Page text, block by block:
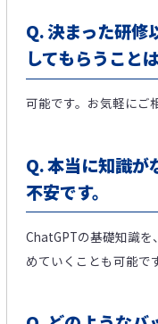
Q.決まった研修
してもらうこと
可能です。お気軽にご
Q.本当に知識が
不安です。​
ChatGPTの基礎知識を
めていくことも​可能で